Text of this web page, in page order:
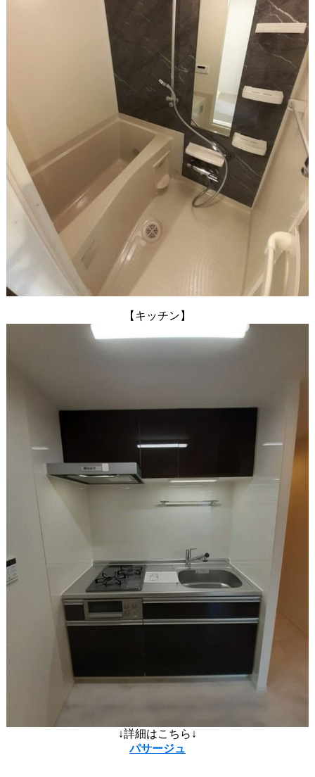
【キッチン】
↓詳細はこちら↓
パサージュ